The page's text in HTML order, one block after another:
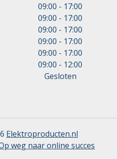
09:00 - 17:00
09:00 - 17:00
09:00 - 17:00
09:00 - 17:00
09:00 - 17:00
09:00 - 12:00
Gesloten
Elektroproducten.nl
weg naar online succes